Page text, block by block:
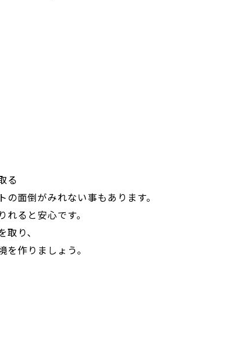
る
面倒がみれない事もあります。
ると安心です。
り、
作りましょう。